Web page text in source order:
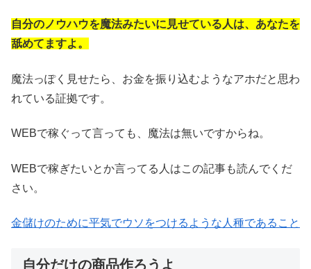
自分のノウハウを魔法みたいに見せている人は、あなたを
舐めてますよ。
魔法っぽく見せたら、お金を振り込むようなアホだと思わ
れている証拠です。
WEBで稼ぐって言っても、魔法は無いですからね。
WEBで稼ぎたいとか言ってる人はこの記事も読んでくだ
さい。
金儲けのために平気でウソをつけるような人種であること
自分だけの商品作ろうよ